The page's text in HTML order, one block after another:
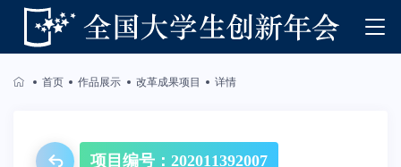
首页 作品展示 改革成果项目 详情
项目编号：202011392007